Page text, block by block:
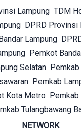
Lampung TDM
DPRD Provinsi
Lampung
Pemkot
Selatan
Pemkab
Kota Metro
Tulangbawang
NETWORK